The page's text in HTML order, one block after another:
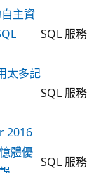
主資
SQL 服務
太多記
SQL 服務
2016
體優
SQL 服務